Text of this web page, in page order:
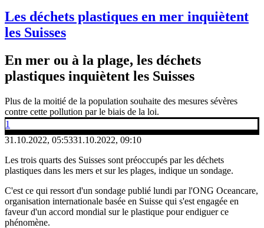
Les déchets plastiques en mer inquiètent
les Suisses
En mer ou à la plage, les déchets
plastiques inquiètent les Suisses
Plus de la moitié de la population souhaite des mesures sévères
contre cette pollution par le biais de la loi.
1
31.10.2022, 05:5331.10.2022, 09:10
Les trois quarts des Suisses sont préoccupés par les déchets
plastiques dans les mers et sur les plages, indique un sondage.
C'est ce qui ressort d'un sondage publié lundi par l'ONG Oceancare,
organisation internationale basée en Suisse qui s'est engagée en
faveur d'un accord mondial sur le plastique pour endiguer ce
phénomène.